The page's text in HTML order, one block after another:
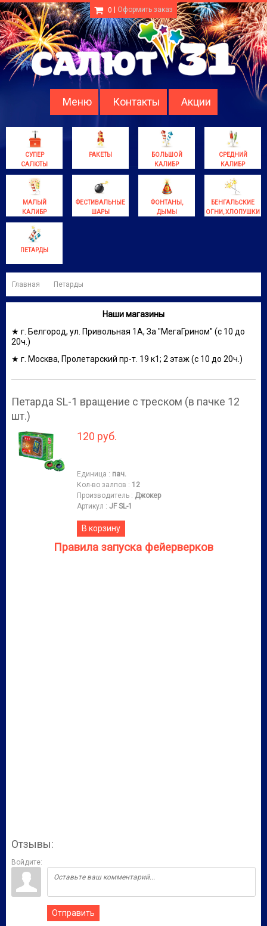
0 Оформить заказ
Меню Контакты Акции
СУПЕР
САЛЮТЫ
РАКЕТЫ
БОЛЬШОЙ
КАЛИБР
СРЕДНИЙ
КАЛИБР
МАЛЫЙ
КАЛИБР
ФЕСТИВАЛЬНЫЕ
ШАРЫ
ФОНТАНЫ,
ДЫМЫ
БЕНГАЛЬСКИЕ
ОГНИ, ХЛОПУШКИ
ПЕТАРДЫ
Главная Петарды
Наши магазины
★ г. Белгород, ул. Привольная 1А, За "МегаГрином" (с 10 до
20ч.)
★ г. Москва, Пролетарский пр-т. 19 к1; 2 этаж (с 10 до 20ч.)
Петарда SL-1 вращение с треском (в пачке 12
шт.)
120 руб.
Единица : пач.
Кол-во залпов : 12
Производитель : Джокер
Артикул : JF SL-1
В корзину
Правила запуска фейерверков
Отзывы:
Войдите:
Отправить